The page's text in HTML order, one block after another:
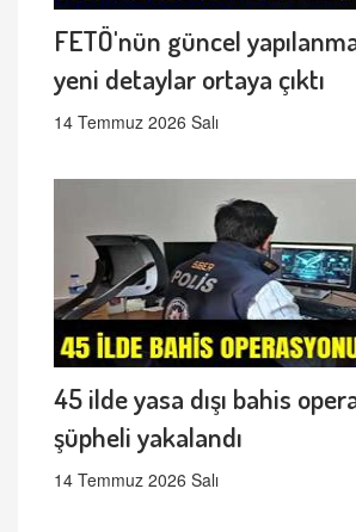
FETÖ'nün güncel
yeni detaylar ortaya çıktı
14 Temmuz 2026 Salı
45 ilde yasa dışı bahis
şüpheli yakalandı
14 Temmuz 2026 Salı